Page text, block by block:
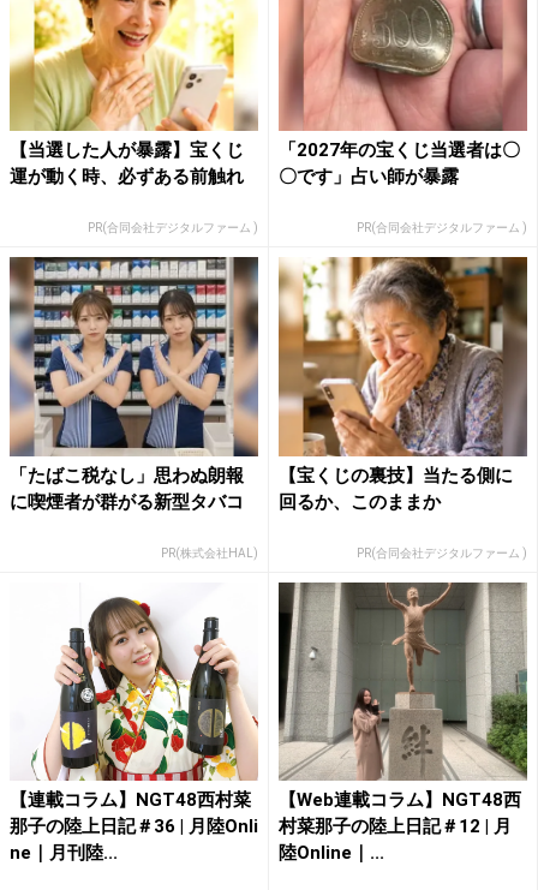
【当選した人が暴露】宝くじ
運が動く時、必ずある前触れ
PR(合同会社デジタルファーム )
「2027年の宝くじ当選者は〇
〇です」占い師が暴露
PR(合同会社デジタルファーム )
「たばこ税なし」思わぬ朗報
に喫煙者が群がる新型タバコ
PR(株式会社HAL)
【宝くじの裏技】当たる側に
回るか、このままか
PR(合同会社デジタルファーム )
【連載コラム】NGT48西村菜
那子の陸上日記＃36 | 月陸Onli
ne｜月刊陸...
【Web連載コラム】NGT48西
村菜那子の陸上日記＃12 | 月
陸Online｜...